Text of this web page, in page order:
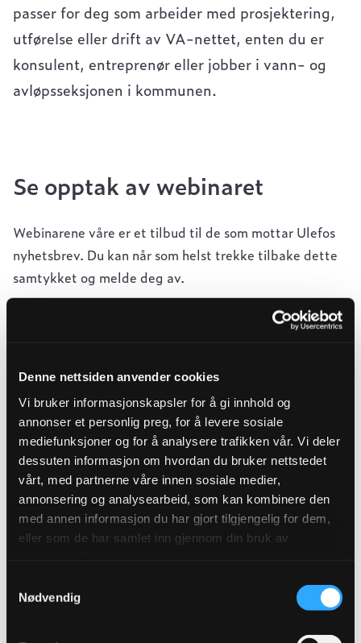
Denne nettsiden anvender cookies
Vi bruker informasjonskapsler for å gi innhold og
annonser et personlig preg, for å levere sosiale
mediefunksjoner og for å analysere trafikken vår. Vi deler
dessuten informasjon om hvordan du bruker nettstedet
vårt, med partnerne våre innen sosiale medier,
annonsering og analysearbeid, som kan kombinere den
med annen informasjon du har gjort tilgjengelig for dem,
eller som de har samlet inn gjennom din bruk av
Nødvendig
passer for deg som arbeider med prosjektering,
utførelse eller drift av VA-nettet, enten du er
konsulent, entreprenør eller jobber i vann- og
avløpsseksjonen i kommunen.
Se opptak av webinaret
Webinarene våre er et tilbud til de som mottar Ulefos
nyhetsbrev. Du kan når som helst trekke tilbake dette
samtykket og melde deg av.
E-post*
Hva er du interessert i?*
Vann og avløp